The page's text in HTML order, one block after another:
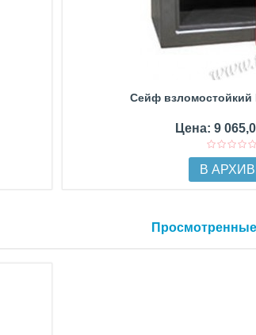
Сейф взломостойкий
Цена: 9
В